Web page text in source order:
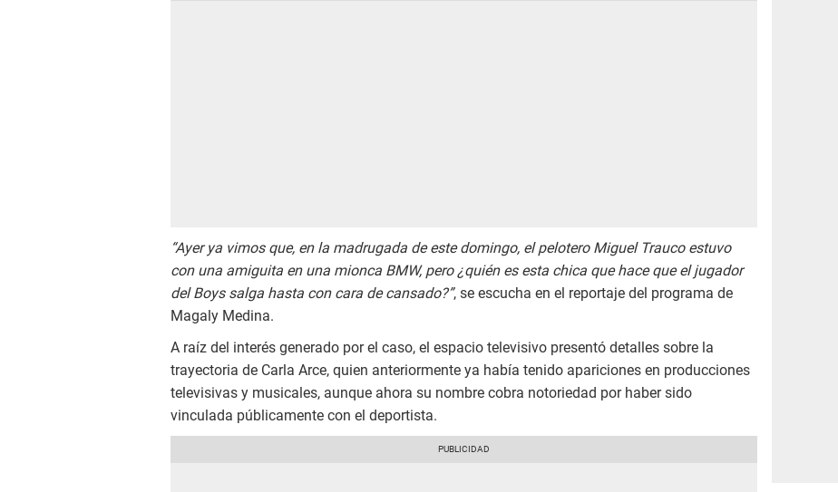
“Ayer ya vimos que, en la madrugada de este domingo, el pelotero Miguel Trauco estuvo
con una amiguita en una mionca BMW, pero ¿quién es esta chica que hace que el jugador
del Boys salga hasta con cara de cansado?”, se escucha en el reportaje del programa de
Magaly Medina.
A raíz del interés generado por el caso, el espacio televisivo presentó detalles sobre la
trayectoria de Carla Arce, quien anteriormente ya había tenido apariciones en producciones
televisivas y musicales, aunque ahora su nombre cobra notoriedad por haber sido
vinculada públicamente con el deportista.